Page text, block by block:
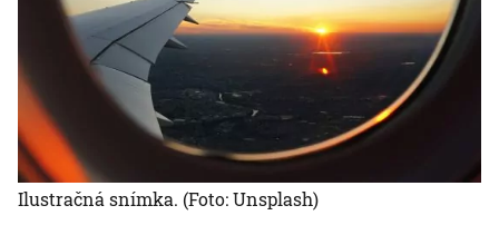
Ilustračná snímka. (Foto: Unsplash)